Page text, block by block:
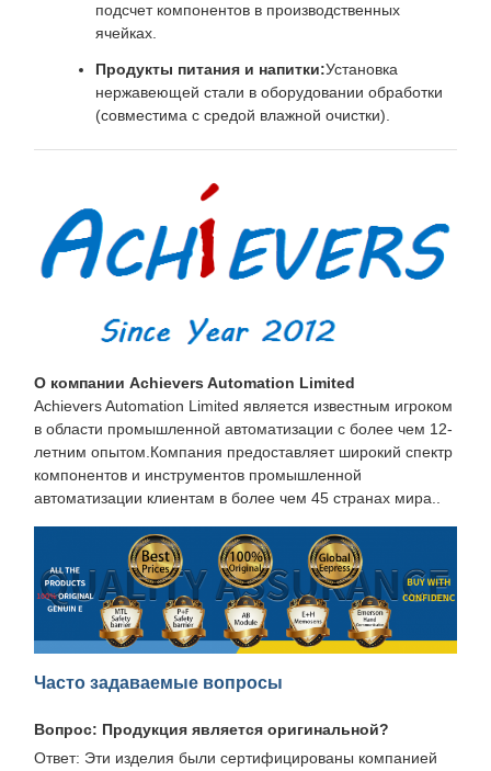
подсчет компонентов в производственных
ячейках.
Продукты питания и напитки:Установка
нержавеющей стали в оборудовании обработки
(совместима с средой влажной очистки).
О компании Achievers Automation Limited
Achievers Automation Limited является известным игроком
в области промышленной автоматизации с более чем 12-
летним опытом.Компания предоставляет широкий спектр
компонентов и инструментов промышленной
автоматизации клиентам в более чем 45 странах мира..
Часто задаваемые вопросы
Вопрос: Продукция является оригинальной?
Ответ: Эти изделия были сертифицированы компанией